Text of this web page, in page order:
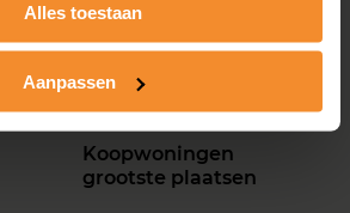
Alles toestaan
Aanpassen
Haarlem
Apeldoorn
Nijmegen
Koopwoningen
grootste plaatsen